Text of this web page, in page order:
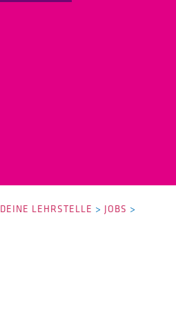
DEINE LEHRSTELLE > JOBS >